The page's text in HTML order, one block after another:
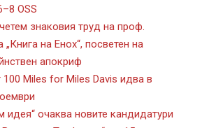
OSS
знаковия труд на проф.
на Енох“, посветен на
апокриф
Miles for Miles Davis идва в
очаква новите кандидатури